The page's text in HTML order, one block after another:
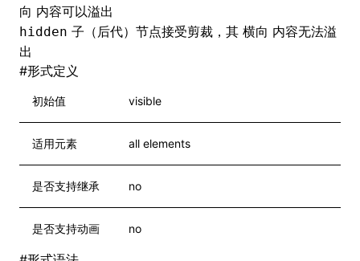
向 内容可以溢出
hidden 子（后代）节点接受剪裁，其 横向 内容无法溢
出
#形式定义
初始值 visible
适用元素 all elements
是否支持继承 no
是否支持动画 no